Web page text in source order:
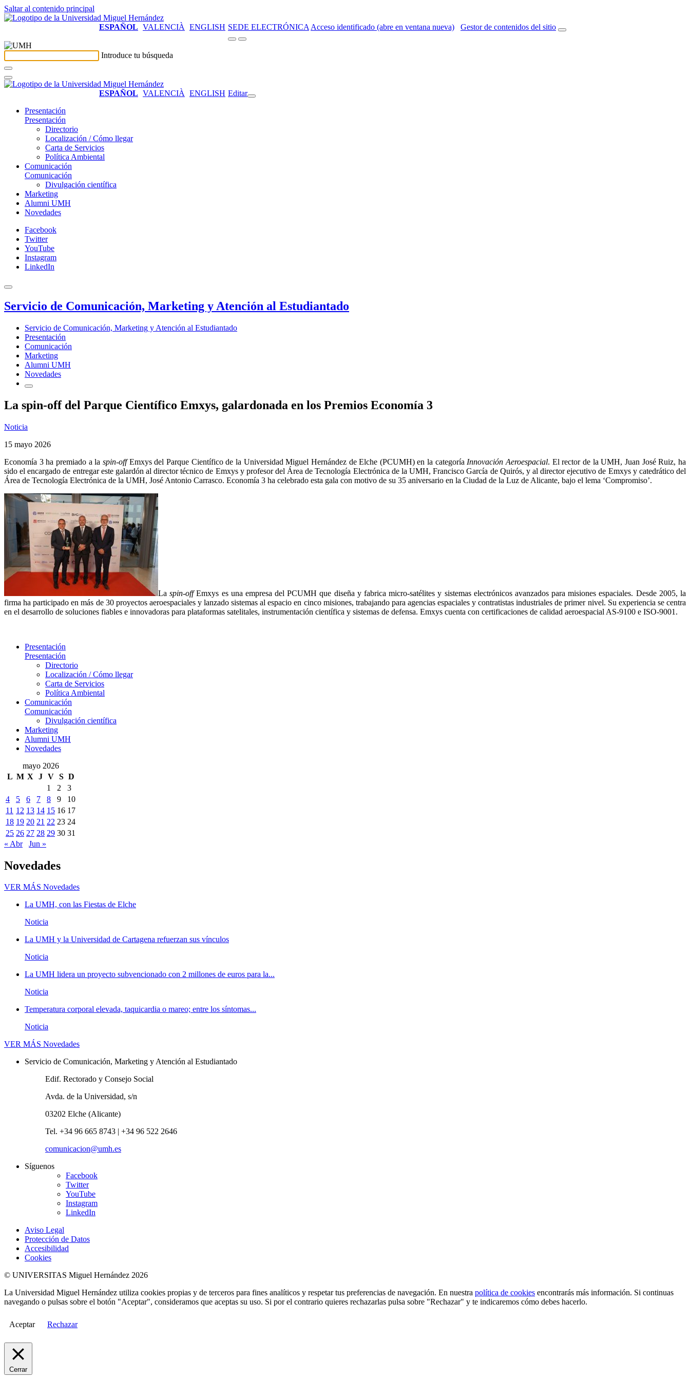
Saltar al contenido principal
ESPAÑOL VALENCIÀ ENGLISH SEDE ELECTRÓNICA Acceso identificado (abre en ventana nueva) Gestor de contenidos del sitio
Introduce tu búsqueda
ESPAÑOL VALENCIÀ ENGLISH Editar
Presentación
Presentación
Directorio
Localización / Cómo llegar
Carta de Servicios
Política Ambiental
Comunicación
Comunicación
Divulgación científica
Marketing
Alumni UMH
Novedades
Facebook
Twitter
YouTube
Instagram
LinkedIn
Servicio de Comunicación, Marketing y Atención al Estudiantado
Servicio de Comunicación, Marketing y Atención al Estudiantado
Presentación
Comunicación
Marketing
Alumni UMH
Novedades
La spin-off del Parque Científico Emxys, galardonada en los Premios Economía 3
Noticia
15 mayo 2026
Economía 3 ha premiado a la spin-offEmxys del Parque Científico de la Universidad Miguel Hernández de Elche (PCUMH) en la categoría Innovación Aeroespacial. El rector de la UMH, Juan José Ruiz, ha
sido el encargado de entregar este galardón al director técnico de Emxys y profesor del Área de Tecnología Electrónica de la UMH, Francisco García de Quirós, y al director ejecutivo de Emxys y catedrático del
Área de Tecnología Electrónica de la UMH, José Antonio Carrasco. Economía 3 ha celebrado esta gala con motivo de su 35 aniversario en la Ciudad de la Luz de Alicante, bajo el lema ‘Compromiso’.
Laspin-offEmxys es una empresa del PCUMH que diseña y fabrica micro-satélites y sistemas electrónicos avanzados para misiones espaciales. Desde 2005, la
firma ha participado en más de 30 proyectos aeroespaciales y lanzado sistemas al espacio en cinco misiones, trabajando para agencias espaciales y contratistas industriales de primer nivel. Su experiencia se centra
en el desarrollo de soluciones fiables e innovadoras para plataformas satelitales, instrumentación científica y sistemas de defensa. Emxys cuenta con certificaciones de calidad aeroespacial AS-9100 e ISO-9001.
Presentación
Presentación
Directorio
Localización / Cómo llegar
Carta de Servicios
Política Ambiental
Comunicación
Comunicación
Divulgación científica
Marketing
Alumni UMH
Novedades
mayo 2026
L M X J V S D
1
2
3
4
5 6 7 8 9
10
11 12 13 14 15 16 17
18 19 20 21 22 23 24
25 26 27 28 29 30 31
« Abr
Jun »
Novedades
VER MÁS Novedades
La UMH, con las Fiestas de Elche
Noticia
La UMH y la Universidad de Cartagena refuerzan sus vínculos
Noticia
La UMH lidera un proyecto subvencionado con 2 millones de euros para la...
Noticia
Temperatura corporal elevada, taquicardia o mareo; entre los síntomas...
Noticia
VER MÁS Novedades
Servicio de Comunicación, Marketing y Atención al Estudiantado
Edif. Rectorado y Consejo Social
Avda. de la Universidad, s/n
03202 Elche (Alicante)
Tel. +34 96 665 8743 | +34 96 522 2646
comunicacion@umh.es
Síguenos
Facebook
Twitter
YouTube
Instagram
LinkedIn
Aviso Legal
Protección de Datos
Accesibilidad
Cookies
© UNIVERSITAS Miguel Hernández 2026
La Universidad Miguel Hernández utiliza cookies propias y de terceros para fines analíticos y respetar tus preferencias de navegación. En nuestra política de cookies encontrarás más información. Si continuas
navegando o pulsas sobre el botón "Aceptar", consideramos que aceptas su uso. Si por el contrario quieres rechazarlas pulsa sobre "Rechazar" y te indicaremos cómo debes hacerlo.
Aceptar Rechazar
Cerrar